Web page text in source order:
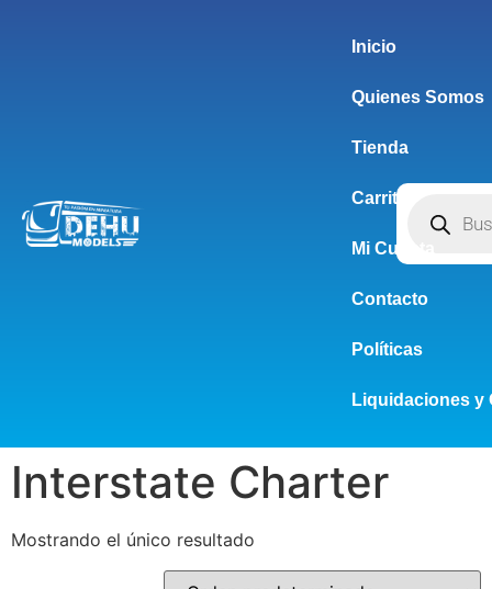
Inicio
Quienes Somos
Tienda
Carrito
Mi Cuenta
Contacto
Políticas
Liquidaciones y
Interstate Charter
Mostrando el único resultado